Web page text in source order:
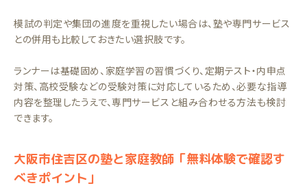
模試の判定や集団の進度を重視したい場合は、塾や専門サービス
との併用も比較しておきたい選択肢です。
ランナーは基礎固め、家庭学習の習慣づくり、定期テスト・内申点
対策、高校受験などの受験対策に対応しているため、必要な指導
内容を整理したうえで、専門サービスと組み合わせる方法も検討
できます。
大阪市住吉区の塾と家庭教師「無料体験で確認す
べきポイント」